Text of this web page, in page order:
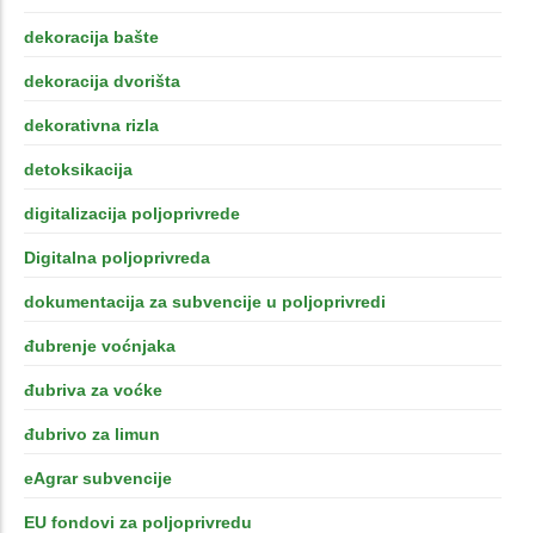
dekoracija bašte
dekoracija dvorišta
dekorativna rizla
detoksikacija
digitalizacija poljoprivrede
Digitalna poljoprivreda
dokumentacija za subvencije u poljoprivredi
đubrenje voćnjaka
đubriva za voćke
đubrivo za limun
eAgrar subvencije
EU fondovi za poljoprivredu